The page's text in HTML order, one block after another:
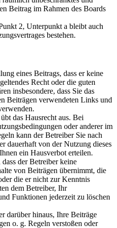
Beitrag im Rahmen des Boards
2, Unterpunkt a bleibt auch
bestehen.
eines Beitrags, dass er keine
Recht oder die guten
insbesondere, dass Sie das
Beiträgen verwendeten Links und
das Hausrecht aus. Bei
oder anderer im
kann der Betreiber Sie nach
dauerhaft von der Nutzung dieses
ein Hausverbot erteilen.
der Betreiber keine
von Beiträgen übernimmt, die
die er nicht zur Kenntnis
dem Betreiber, Ihr
Funktionen jederzeit zu löschen
darüber hinaus, Ihre Beiträge
o. g. Regeln verstoßen oder